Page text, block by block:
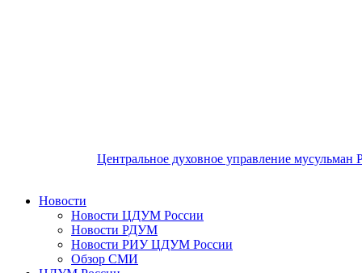
Центральное духовное управление мусульман
Новости
Новости ЦДУМ России
Новости РДУМ
Новости РИУ ЦДУМ России
Обзор СМИ